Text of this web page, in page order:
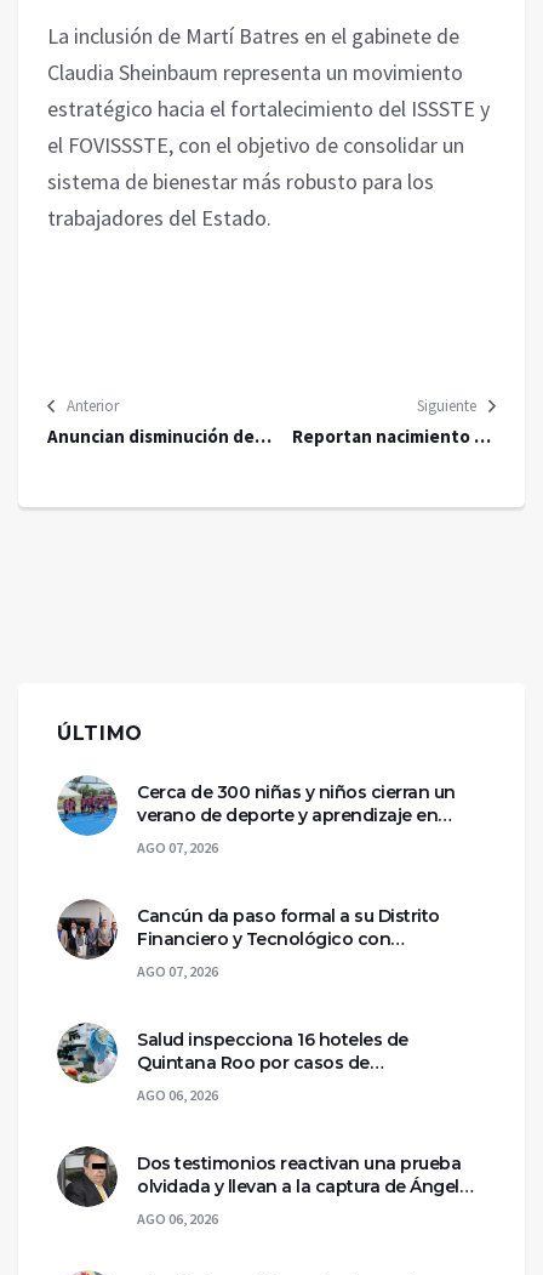
La inclusión de Martí Batres en el gabinete de
Claudia Sheinbaum representa un movimiento
estratégico hacia el fortalecimiento del ISSSTE y
el FOVISSSTE, con el objetivo de consolidar un
sistema de bienestar más robusto para los
trabajadores del Estado.
Anterior
Anuncian disminución de
Siguiente
Reportan nacimiento de
ÚLTIMO
Cerca de 300 niñas y niños cierran un
verano de deporte y aprendizaje en
Chetumal
AGO 07, 2026
Cancún da paso formal a su Distrito
Financiero y Tecnológico con
declaratoria federal
AGO 07, 2026
Salud inspecciona 16 hoteles de
Quintana Roo por casos de
ciclosporiasis
AGO 06, 2026
Dos testimonios reactivan una prueba
olvidada y llevan a la captura de Ángel
Aguirre
AGO 06, 2026